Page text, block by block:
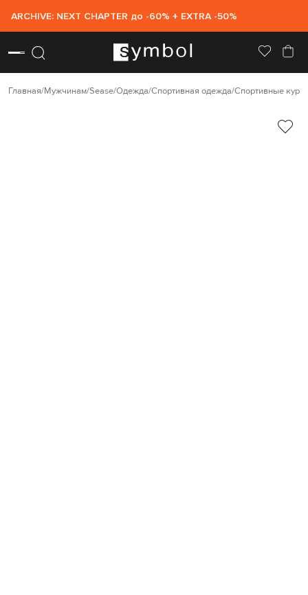
ARCHIVE: NEXT CHAPTER до -60% + EXTRA -50%
Главная Мужчинам Sease Одежда Спортивная одежда Спортивные